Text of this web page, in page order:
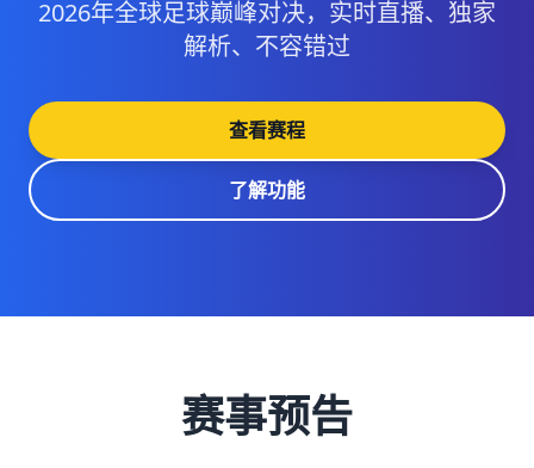
2026年全球足球巅峰对决，实时直播、独家
解析、不容错过
查看赛程
了解功能
赛事预告